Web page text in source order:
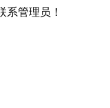
系管理员！